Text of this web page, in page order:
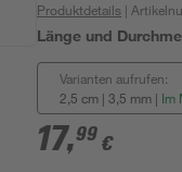
Produktdetails |
Länge und
Varianten aufrufen:
2,5 cm | 3,5 mm | Im
17,99 €